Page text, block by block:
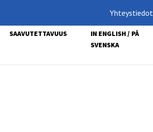
Yhteystiedot
SAAVUTETTAVUUS
IN ENGLISH / PÅ
SVENSKA